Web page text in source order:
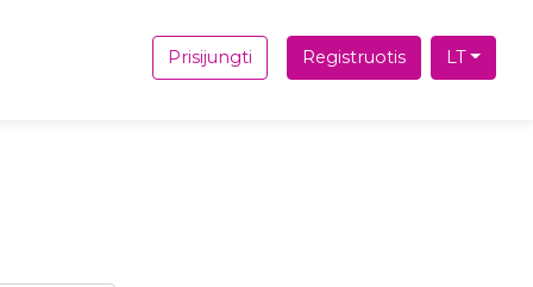
Prisijungti Registruotis LT